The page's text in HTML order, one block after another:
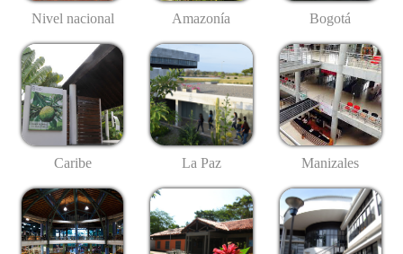
Nivel nacional Amazonía Bogotá
Caribe La Paz Manizales